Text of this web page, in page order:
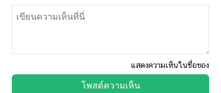
แสดงความเห็นในชื่อของ
โพสต์ความเห็น